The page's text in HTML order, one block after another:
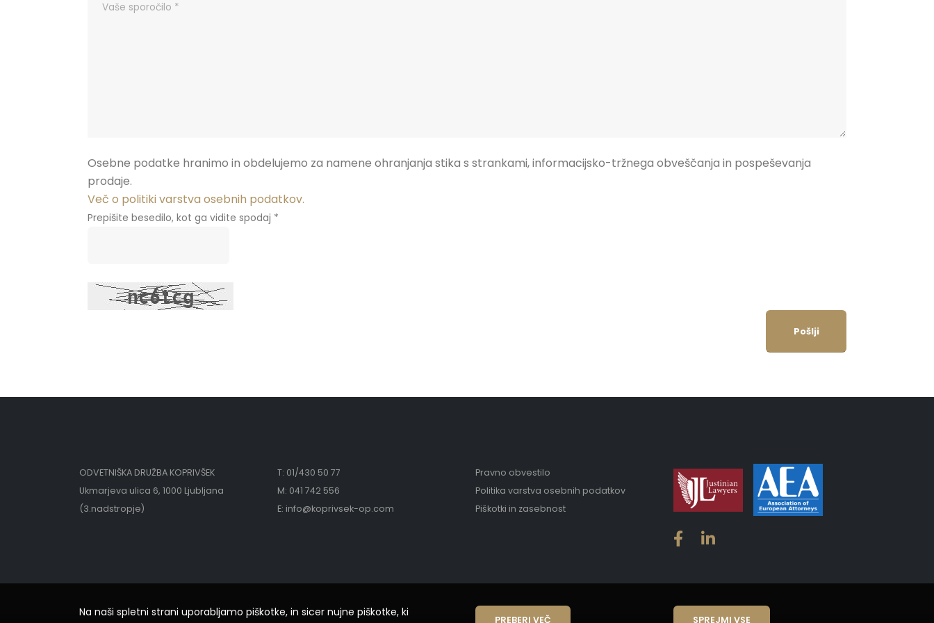
Na naši spletni strani uporabljamo piškotke, in sicer nujne piškotke, ki
PREBERI VEČ SPREJMI VSE
Osebne podatke hranimo in obdelujemo za namene ohranjanja stika s strankami, informacijsko-tržnega obveščanja in pospeševanja
prodaje.
Več o politiki varstva osebnih podatkov.
Prepišite besedilo, kot ga vidite spodaj *
Pošlji
ODVETNIŠKA DRUŽBA KOPRIVŠEK
Ukmarjeva ulica 6, 1000 Ljubljana
(3.nadstropje)
T: 01/430 50 77
M: 041 742 556
E: info@koprivsek-op.com
Pravno obvestilo
Politika varstva osebnih podatkov
Piškotki in zasebnost